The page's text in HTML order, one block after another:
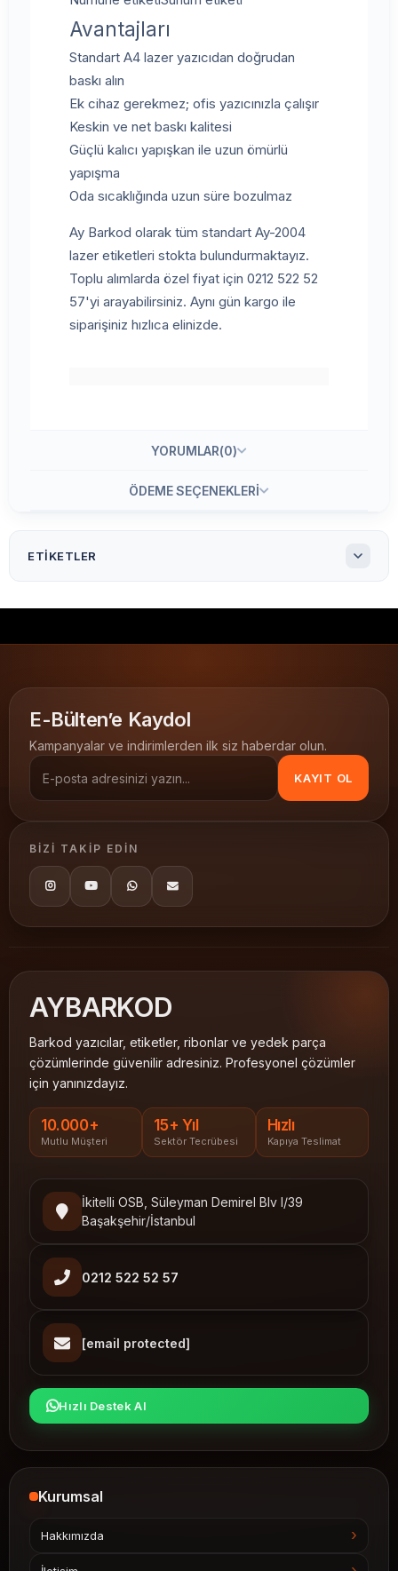
Avantajları
Standart A4 lazer yazıcıdan doğrudan
baskı alın
Ek cihaz gerekmez; ofis yazıcınızla çalışır
Keskin ve net baskı kalitesi
Güçlü kalıcı yapışkan ile uzun ömürlü
yapışma
Oda sıcaklığında uzun süre bozulmaz
Ay Barkod olarak tüm standart Ay-2004
lazer etiketleri stokta bulundurmaktayız.
Toplu alımlarda özel fiyat için 0212 522 52
57'yi arayabilirsiniz. Aynı gün kargo ile
siparişiniz hızlıca elinizde.
YORUMLAR(0)
ÖDEME SEÇENEKLERI
ETIKETLER
Ay-2004 99.1x139 A4 Lazer Etiket
orta format etiket olarak
99.1x139
E-Bülten’e Kaydol
Kampanyalar ve indirimlerden ilk siz haberdar olun.
KAYIT OL
BIZI TAKIP EDIN
AYBARKOD
Barkod yazıcılar, etiketler, ribonlar ve yedek parça
çözümlerinde güvenilir adresiniz. Profesyonel çözümler
için yanınızdayız.
10.000+
Mutlu Müşteri
15+ Yıl
Sektör Tecrübesi
Hızlı
Kapıya Teslimat
İkitelli OSB, Süleyman Demirel Blv I/39
Başakşehir/İstanbul
0212 522 52 57
[email protected]
Hızlı Destek Al
Kurumsal
Hakkımızda